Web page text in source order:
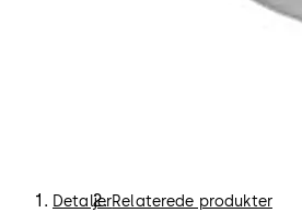
DetaljerRelaterede produkter